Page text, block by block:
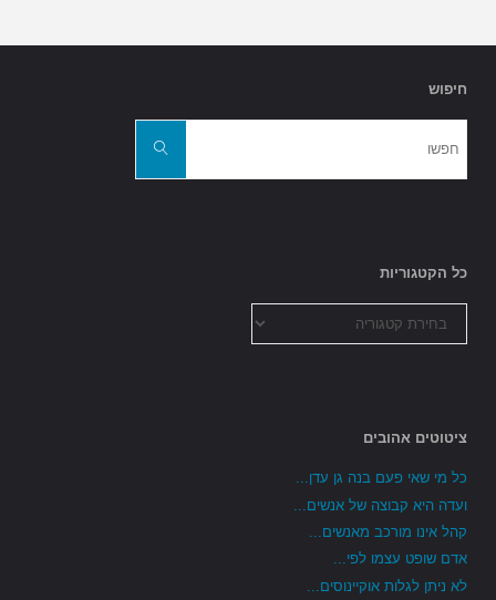
חיפוש
חפשו
כל הקטגוריות
הקטגוריות
ציטוטים אהובים
כל מי שאי פעם בנה גן עדן...
ועדה היא קבוצה של אנשים...
קהל אינו מורכב מאנשים...
אדם שופט עצמו לפי...
לא ניתן לגלות אוקיינוסים...